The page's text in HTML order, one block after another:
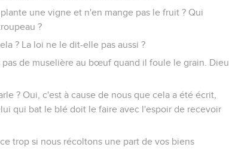
une vigne et n'en mange pas le fruit ? Qui
?
? La loi ne le dit-elle pas aussi ?
de muselière au bœuf quand il foule le grain. Dieu
? Oui, c'est à cause de nous que cela a été écrit,
qui bat le blé doit le faire avec l'espoir de recevoir
trop si nous récoltons une part de vos biens